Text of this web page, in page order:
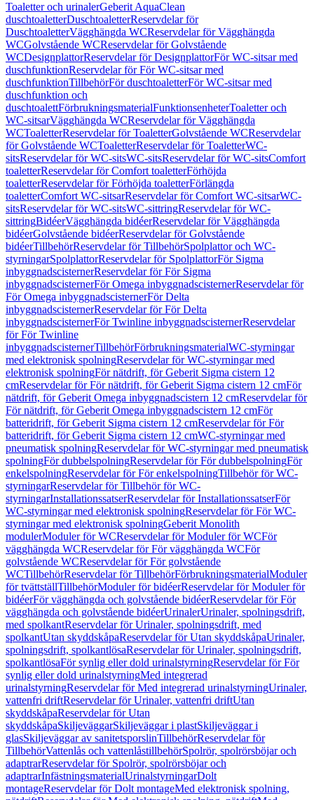
Toaletter och urinalerGeberit AquaClean
duschtoaletterDuschtoaletterReservdelar för
DuschtoaletterVägghängda WCReservdelar för Vägghängda
WCGolvstående WCReservdelar för Golvstående
WCDesignplattorReservdelar för DesignplattorFör WC-sitsar med
duschfunktionReservdelar för För WC-sitsar med
duschfunktionTillbehörFör duschtoaletterFör WC-sitsar med
duschfunktion och
duschtoalettFörbrukningsmaterialFunktionsenheterToaletter och
WC-sitsarVägghängda WCReservdelar för Vägghängda
WCToaletterReservdelar för ToaletterGolvstående WCReservdelar
för Golvstående WCToaletterReservdelar för ToaletterWC-
sitsReservdelar för WC-sitsWC-sitsReservdelar för WC-sitsComfort
toaletterReservdelar för Comfort toaletterFörhöjda
toaletterReservdelar för Förhöjda toaletterFörlängda
toaletterComfort WC-sitsarReservdelar för Comfort WC-sitsarWC-
sitsReservdelar för WC-sitsWC-sittringReservdelar för WC-
sittringBidéerVägghängda bidéerReservdelar för Vägghängda
bidéerGolvstående bidéerReservdelar för Golvstående
bidéerTillbehörReservdelar för TillbehörSpolplattor och WC-
styrningarSpolplattorReservdelar för SpolplattorFör Sigma
inbyggnadscisternerReservdelar för För Sigma
inbyggnadscisternerFör Omega inbyggnadscisternerReservdelar för
För Omega inbyggnadscisternerFör Delta
inbyggnadscisternerReservdelar för För Delta
inbyggnadscisternerFör Twinline inbyggnadscisternerReservdelar
för För Twinline
inbyggnadscisternerTillbehörFörbrukningsmaterialWC-styrningar
med elektronisk spolningReservdelar för WC-styrningar med
elektronisk spolningFör nätdrift, för Geberit Sigma cistern 12
cmReservdelar för För nätdrift, för Geberit Sigma cistern 12 cmFör
nätdrift, för Geberit Omega inbyggnadscistern 12 cmReservdelar för
För nätdrift, för Geberit Omega inbyggnadscistern 12 cmFör
batteridrift, för Geberit Sigma cistern 12 cmReservdelar för För
batteridrift, för Geberit Sigma cistern 12 cmWC-styrningar med
pneumatisk spolningReservdelar för WC-styrningar med pneumatisk
spolningFör dubbelspolningReservdelar för För dubbelspolningFör
enkelspolningReservdelar för För enkelspolningTillbehör för WC-
styrningarReservdelar för Tillbehör för WC-
styrningarInstallationssatserReservdelar för InstallationssatserFör
WC-styrningar med elektronisk spolningReservdelar för För WC-
styrningar med elektronisk spolningGeberit Monolith
modulerModuler för WCReservdelar för Moduler för WCFör
vägghängda WCReservdelar för För vägghängda WCFör
golvstående WCReservdelar för För golvstående
WCTillbehörReservdelar för TillbehörFörbrukningsmaterialModuler
för tvättställTillbehörModuler för bidéerReservdelar för Moduler för
bidéerFör vägghängda och golvstående bidéerReservdelar för För
vägghängda och golvstående bidéerUrinalerUrinaler, spolningsdrift,
med spolkantReservdelar för Urinaler, spolningsdrift, med
spolkantUtan skyddskåpaReservdelar för Utan skyddskåpaUrinaler,
spolningsdrift, spolkantlösaReservdelar för Urinaler, spolningsdrift,
spolkantlösaFör synlig eller dold urinalstyrningReservdelar för För
synlig eller dold urinalstyrningMed integrerad
urinalstyrningReservdelar för Med integrerad urinalstyrningUrinaler,
vattenfri driftReservdelar för Urinaler, vattenfri driftUtan
skyddskåpaReservdelar för Utan
skyddskåpaSkiljeväggarSkiljeväggar i plastSkiljeväggar i
glasSkiljeväggar av sanitetsporslinTillbehörReservdelar för
TillbehörVattenlås och vattenlåstillbehörSpolrör, spolrörsböjar och
adaptrarReservdelar för Spolrör, spolrörsböjar och
adaptrarInfästningsmaterialUrinalstyrningarDolt
montageReservdelar för Dolt montageMed elektronisk spolning,